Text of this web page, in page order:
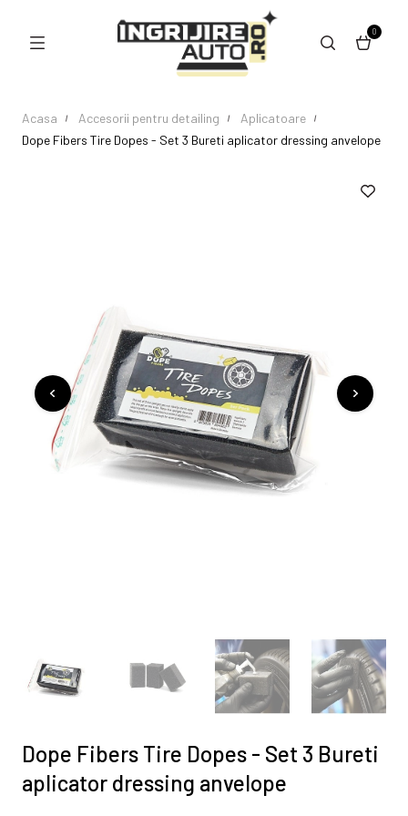
0
Acasa Accesorii pentru detailing
Aplicatoare
Dope Fibers Tire Dopes - Set 3 Bureti aplicator dressing anvelope
Dope Fibers Tire Dopes - Set 3 Bureti
aplicator dressing anvelope